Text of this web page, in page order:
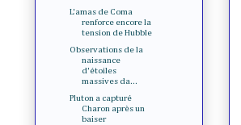
L'amas de Coma
renforce encore la
tension de Hubble
Observations de la
naissance
d'étoiles
massives da...
Pluton a capturé
Charon après un
baiser